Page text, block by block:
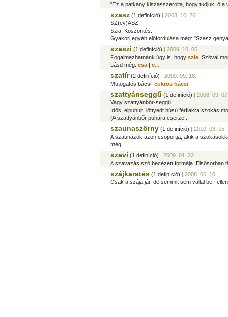
"Ez a patkány kiszasszerolta, hogy tudjuk: ő a
szasz (1 definíció) | 2008. 10. 26.
SZ(ev)ASZ.
Szia. Köszöntés.
Gyakori egyéb előfordulása még: "Szasz
szaszi (1 definíció) | 2009. 10. 06.
Fogalmazhatnánk úgy is, hogy szia . Szóval
Lásd még: csá | c...
szatír(2 definíció) | 2009. 09. 18.
Mutogatós bácsi, cukros bácsi
szattyánseggű (1 definíció) | 2008. 09.
Vagy szattyánbőr-seggű.
Idős, elpuhult, löttyedt húsú férfiakra szokás
(A szattyánbőr puhára cserze...
szaunaszörny (1 definíció) | 2010. 03. 15.
A szaunázók azon csoportja, akik a
még ...
szavi (1 definíció) | 2009. 01. 22.
A szavazás szó becézett formája. Elsősorban
szájkaratés (1 definíció) | 2008. 06. 10.
Csak a szája jár, de semmit sem vállal be,